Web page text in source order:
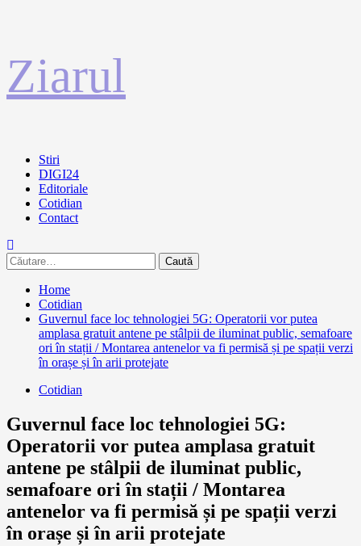
la
conținut
Ziarul
Primary
Menu
Stiri
DIGI24
Editoriale
Cotidian
Contact
Caută
după:
Home
Cotidian
Guvernul face loc tehnologiei 5G: Operatorii vor putea
amplasa gratuit antene pe stâlpii de iluminat public, semafoare
ori în stații / Montarea antenelor va fi permisă și pe spații verzi
în orașe și în arii protejate
Cotidian
Guvernul face loc tehnologiei 5G:
Operatorii vor putea amplasa gratuit
antene pe stâlpii de iluminat public,
semafoare ori în stații / Montarea
antenelor va fi permisă și pe spații verzi
în orașe și în arii protejate